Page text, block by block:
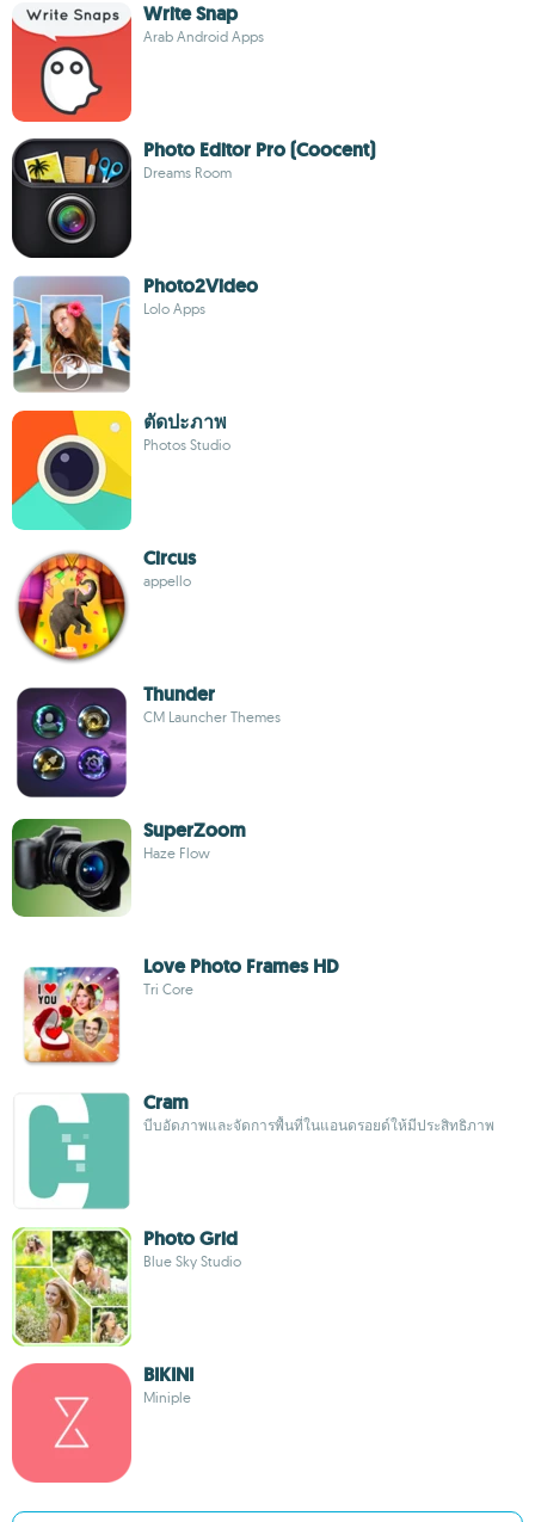
Write Snap
Arab Android Apps
Photo Editor Pro (Coocent)
Dreams Room
Photo2Video
Lolo Apps
ตัดปะภาพ
Photos Studio
Circus
appello
Thunder
CM Launcher Themes
SuperZoom
Haze Flow
Love Photo Frames HD
Tri Core
Cram
บีบอัดภาพและจัดการพื้นที่ในแอนดรอยด์ให้มีประสิทธิภาพ
Photo Grid
Blue Sky Studio
BIKINI
Miniple